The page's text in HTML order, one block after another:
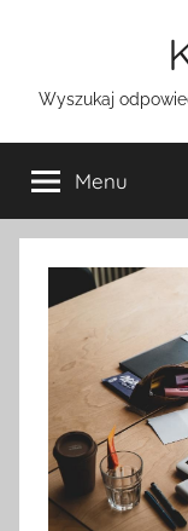
Wyszukaj
Menu